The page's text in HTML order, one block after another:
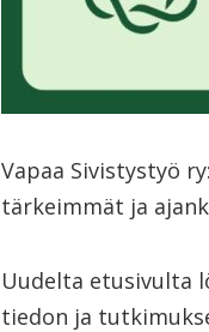
Vapaa Sivistystyö
tärkeimmät ja
Uudelta etusivulta
tiedon ja